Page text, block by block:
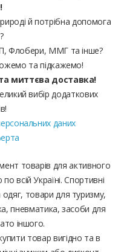
й потрібна допомога
Флобери, ММГ та інше?
та підкажемо!
миттєва доставка!
вибір додаткових
даних
товарів для активного
всій Україні. Спортивні
товари для туризму,
пневматика, засоби для
іншого.
товар вигідно та в